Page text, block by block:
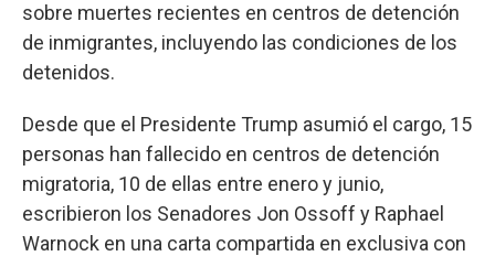
sobre muertes recientes en centros de detención
de inmigrantes, incluyendo las condiciones de los
detenidos.
Desde que el Presidente Trump asumió el cargo, 15
personas han fallecido en centros de detención
migratoria, 10 de ellas entre enero y junio,
escribieron los Senadores Jon Ossoff y Raphael
Warnock en una carta compartida en exclusiva con